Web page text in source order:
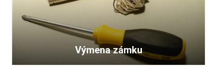
Výmena zámku